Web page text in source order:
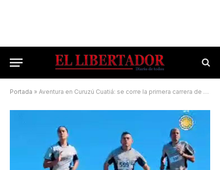
Portada » Aventura en Curuzú Cuatiá: se corre la primera carrera de obstáculos por el Día del Ejército